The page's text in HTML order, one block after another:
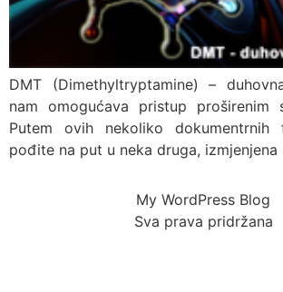
DMT (Dimethyltryptamine) –
nam omogućava pristup proširenim
Putem ovih nekoliko
pođite na put u neka druga, izmjenjena
My WordPress Blog
Sva prava pridržana